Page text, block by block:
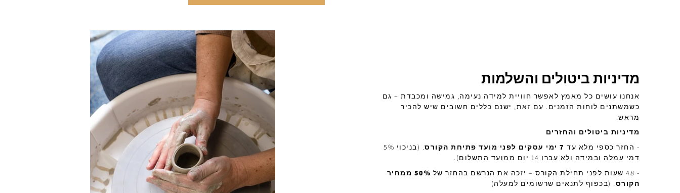
מדיניות ביטולים והשלמות
אנחנו עושים כל מאמץ לאפשר חוויית למידה נעימה, גמישה ומכבדת – גם
כשמשתנים לוחות הזמנים. עם זאת, ישנם כללים חשובים שיש להכיר
מראש.
מדיניות ביטולים והחזרים
- החזר כספי מלא עד 7 ימי עסקים לפני מועד פתיחת הקורס
. (בניכוי 5%
דמי עמלה ובמידה ולא עברו 14 יום ממועד התשלום).
- 48 שעות לפני תחילת הקורס – יזכה את הנרשם בהחזר של
50% ממחיר
הקורס. (בכפוף לתנאים שרשומים למעלה)